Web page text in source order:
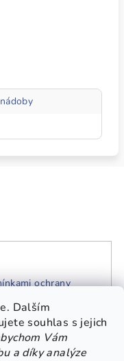
Dalším
souhlas s jejich
Vám
a díky analýze
ochrany